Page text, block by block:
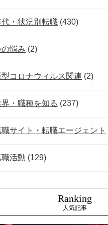
代・状況別転職 (430)
の悩み (2)
型コロナウィルス関連 (2)
界・職種を知る (237)
職サイト・転職エージェント
職活動 (129)
Ranking
人気記事